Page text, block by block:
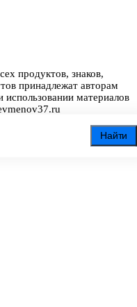
Найти
продуктов, знаков,
принадлежат авторам
материалов